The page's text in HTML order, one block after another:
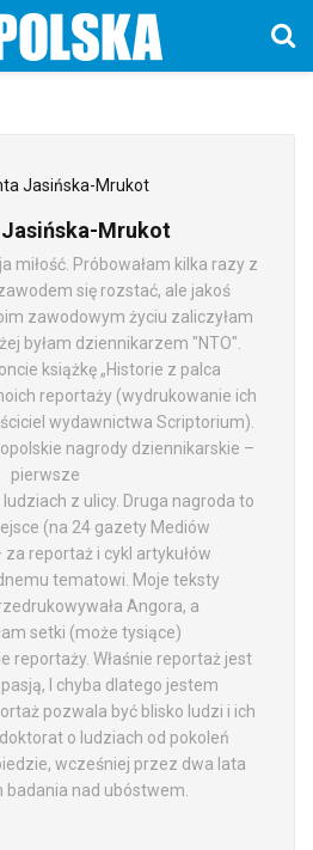
Mrukot
miłość. Próbowałam kilka razy z
się rozstać, ale jakoś
zawodowym życiu zaliczyłam
byłam dziennikarzem "NTO".
książkę „Historie z palca
reportaży (wydrukowanie ich
wydawnictwa Scriptorium).
nagrody dziennikarskie –
pierwsze
z ulicy. Druga nagroda to
(na 24 gazety Mediów
za reportaż i cykl artykułów
tematowi. Moje teksty
Angora, a
setki (może tysiące)
reportaży. Właśnie reportaż jest
I chyba dlatego jestem
pozwala być blisko ludzi i ich
o ludziach od pokoleń
wcześniej przez dwa lata
badania nad ubóstwem.